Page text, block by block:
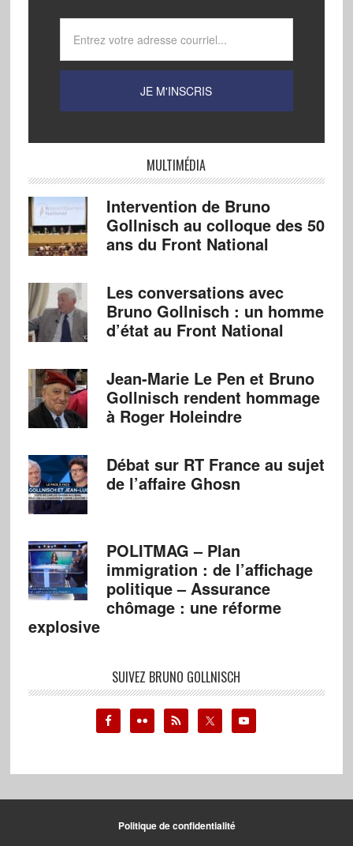
MULTIMÉDIA
Intervention de Bruno
Gollnisch au colloque des 50
ans du Front National
Les conversations avec
Bruno Gollnisch : un homme
d’état au Front National
Jean-Marie Le Pen et Bruno
Gollnisch rendent hommage
à Roger Holeindre
Débat sur RT France au sujet
de l’affaire Ghosn
POLITMAG – Plan
immigration : de l’affichage
politique – Assurance
chômage : une réforme
explosive
SUIVEZ BRUNO GOLLNISCH
Politique de confidentialité